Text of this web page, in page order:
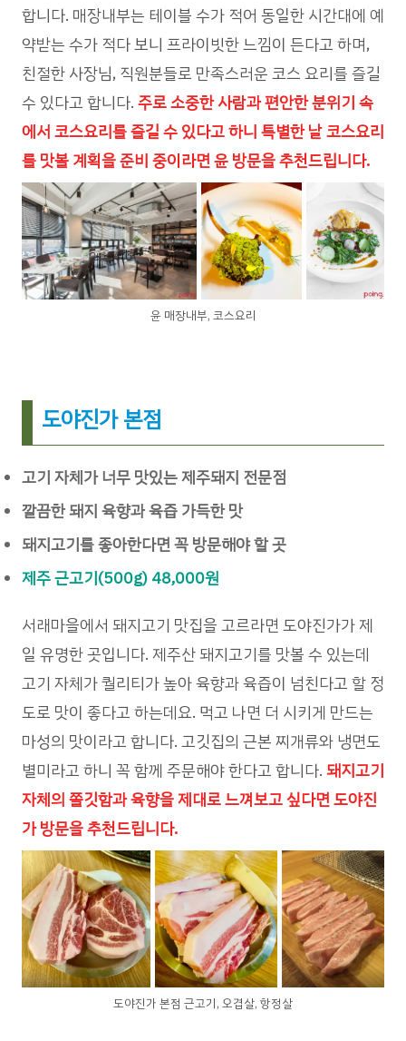
합니다. 매장내부는 테이블 수가 적어 동일한 시간대에 예
약받는 수가 적다 보니 프라이빗한 느낌이 든다고 하며,
친절한 사장님, 직원분들로 만족스러운 코스 요리를 즐길
수 있다고 합니다.주로 소중한 사람과 편안한 분위기 속
에서 코스요리를 즐길 수 있다고 하니 특별한 날 코스요리
를 맛볼 계획을 준비 중이라면 윤 방문을 추천드립니다.
윤 매장내부, 코스요리
도야진가 본점
고기 자체가 너무 맛있는 제주돼지 전문점
깔끔한 돼지 육향과 육즙 가득한 맛
돼지고기를 좋아한다면 꼭 방문해야 할 곳
제주 근고기(500g) 48,000원
서래마을에서 돼지고기 맛집을 고르라면 도야진가가 제
일 유명한 곳입니다. 제주산 돼지고기를 맛볼 수 있는데
고기 자체가 퀄리티가 높아 육향과 육즙이 넘친다고 할 정
도로 맛이 좋다고 하는데요. 먹고 나면 더 시키게 만드는
마성의 맛이라고 합니다. 고깃집의 근본 찌개류와 냉면도
별미라고 하니 꼭 함께 주문해야 한다고 합니다.돼지고기
자체의 쫄깃함과 육향을 제대로 느껴보고 싶다면 도야진
가 방문을 추천드립니다.
도야진가 본점 근고기, 오겹살, 항정살